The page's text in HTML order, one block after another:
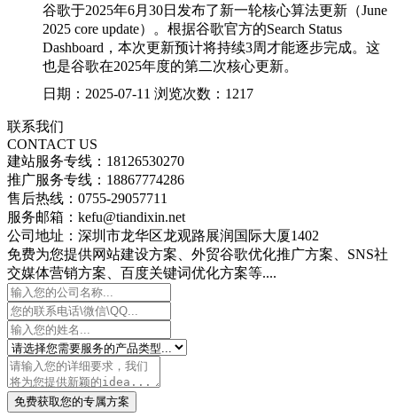
谷歌于2025年6月30日发布了新一轮核心算法更新（June
2025 core update）。根据谷歌官方的Search Status
Dashboard，本次更新预计将持续3周才能逐步完成。这
也是谷歌在2025年度的第二次核心更新。
日期：2025-07-11 浏览次数：1217
联系我们
CONTACT US
建站服务专线：18126530270
推广服务专线：18867774286
售后热线：0755-29057711
服务邮箱：kefu@tiandixin.net
公司地址：深圳市龙华区龙观路展润国际大厦1402
免费为您提供网站建设方案、外贸谷歌优化推广方案、SNS社
交媒体营销方案、百度关键词优化方案等....
免费获取您的专属方案